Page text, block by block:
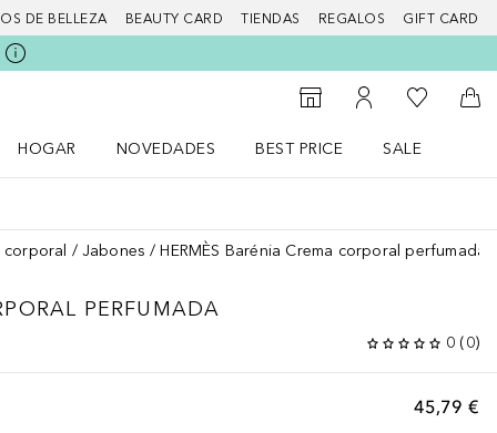
DE BELLEZA BEAUTY CARD TIENDAS REGALOS GIFT CARD
Al Storefinder
Mi cuenta
Mi lista de
A
HOGAR
NOVEDADES
BEST PRICE
SALE
corporal Jabones HERMÈS Barénia Crema corporal perfumada
PERFUMADA
0 (0)
45,79 €